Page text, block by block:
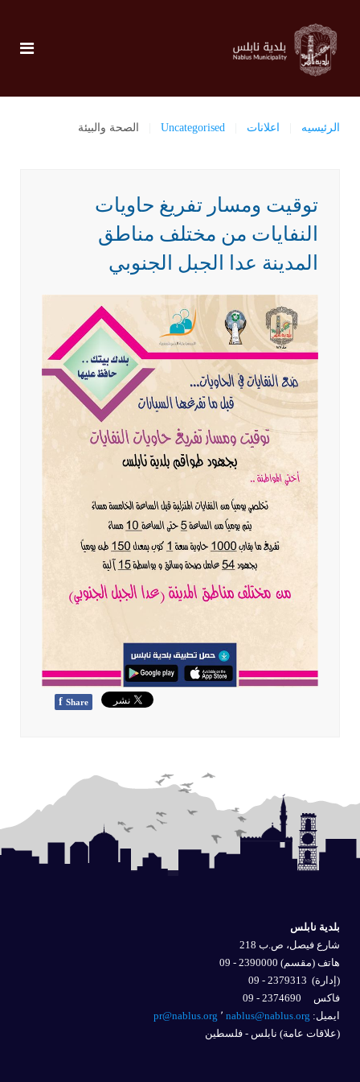
الرئيسيه اعلانات Uncategorised الصحة والبيئة
توقيت ومسار تفريغ حاويات
النفايات من مختلف مناطق
المدينة عدا الجبل الجنوبي
f Share
بلدية نابلس
شارع فيصل، ص.ب 218
هاتف (مقسم) 2390000 - 09
(إدارة)
فاكس 2374690 - 09
ايميل: nablus@nablus.org
pr@nablus.org
(علاقات عامة) نابلس - فلسطين